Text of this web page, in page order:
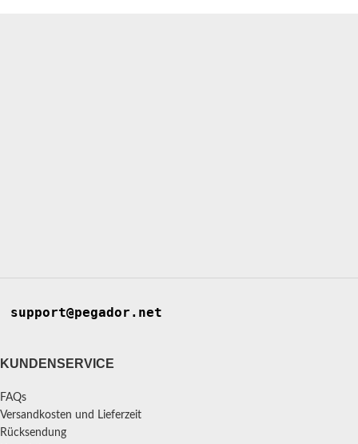
support@pegador.net
KUNDENSERVICE
FAQs
Versandkosten und Lieferzeit
Rücksendung